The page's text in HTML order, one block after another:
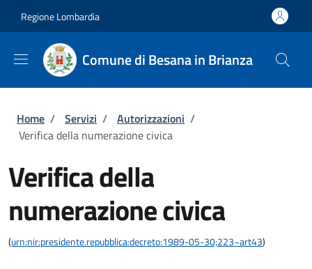
Regione Lombardia
Comune di Besana in Brianza
Briciole di pane
Home / Servizi / Autorizzazioni /
Verifica della numerazione civica
Verifica della
numerazione civica
(urn:nir:presidente.repubblica:decreto:1989-05-30;223~art43)